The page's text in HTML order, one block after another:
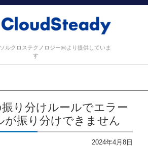
ルクロステクノロジー㈱より提供していま
す
り分けルールでエラー
が振り分けできません
2024年4月8日